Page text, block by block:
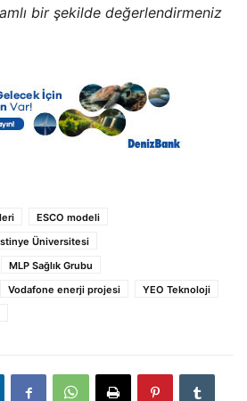
bir şekilde değerlendirmeniz
ESCO modeli
Üniversitesi
MLP Sağlık Grubu
Vodafone enerji projesi
YEO Teknoloji